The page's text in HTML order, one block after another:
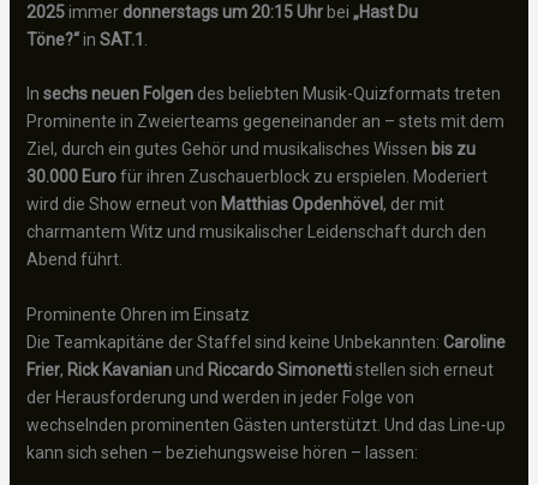
2025immer donnerstags um 20:15 Uhrbei „Hast Du
Töne?“in SAT.1
In sechs neuen Folgendes beliebten Musik-Quizformats treten
Prominente in Zweierteams gegeneinander an – stets mit dem
Ziel, durch ein gutes Gehör und musikalisches Wissen bis zu
30.000 Eurofür ihren Zuschauerblock zu erspielen. Moderiert
wird die Show erneut von Matthias Opdenhövel, der mit
charmantem Witz und musikalischer Leidenschaft durch den
Abend führt.
Prominente Ohren im Einsatz
Die Teamkapitäne der Staffel sind keine Unbekannten: Caroline
Frier, Rick Kavanianund Riccardo Simonettistellen sich erneut
der Herausforderung und werden in jeder Folge von
wechselnden prominenten Gästen unterstützt. Und das Line-up
kann sich sehen – beziehungsweise hören – lassen: